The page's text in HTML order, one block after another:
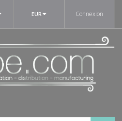
Connexion
EUR